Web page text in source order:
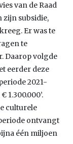
van de Raad
zijn subsidie,
Er was te
te
Daarop volgde
eerder deze
2021-
1.300.000’.
culturele
ontvangt
één miljoen